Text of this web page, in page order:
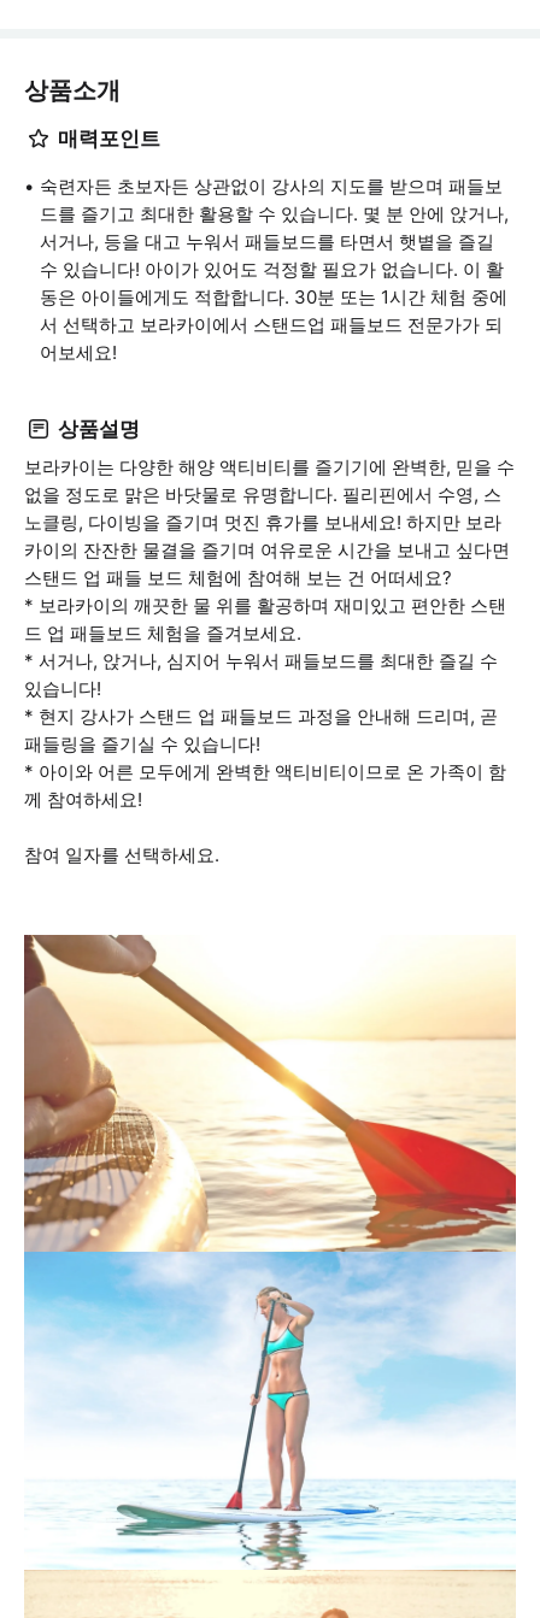
상품소개
매력포인트
숙련자든 초보자든 상관없이 강사의 지도를 받으며 패들보
드를 즐기고 최대한 활용할 수 있습니다. 몇 분 안에 앉거나,
서거나, 등을 대고 누워서 패들보드를 타면서 햇볕을 즐길
수 있습니다! 아이가 있어도 걱정할 필요가 없습니다. 이 활
동은 아이들에게도 적합합니다. 30분 또는 1시간 체험 중에
서 선택하고 보라카이에서 스탠드업 패들보드 전문가가 되
어보세요!
상품설명
보라카이는 다양한 해양 액티비티를 즐기기에 완벽한, 믿을 수
없을 정도로 맑은 바닷물로 유명합니다. 필리핀에서 수영, 스
노클링, 다이빙을 즐기며 멋진 휴가를 보내세요! 하지만 보라
카이의 잔잔한 물결을 즐기며 여유로운 시간을 보내고 싶다면
스탠드 업 패들 보드 체험에 참여해 보는 건 어떠세요?
* 보라카이의 깨끗한 물 위를 활공하며 재미있고 편안한 스탠
드 업 패들보드 체험을 즐겨보세요.
* 서거나, 앉거나, 심지어 누워서 패들보드를 최대한 즐길 수
있습니다!
* 현지 강사가 스탠드 업 패들보드 과정을 안내해 드리며, 곧
패들링을 즐기실 수 있습니다!
* 아이와 어른 모두에게 완벽한 액티비티이므로 온 가족이 함
께 참여하세요!
참여 일자를 선택하세요.